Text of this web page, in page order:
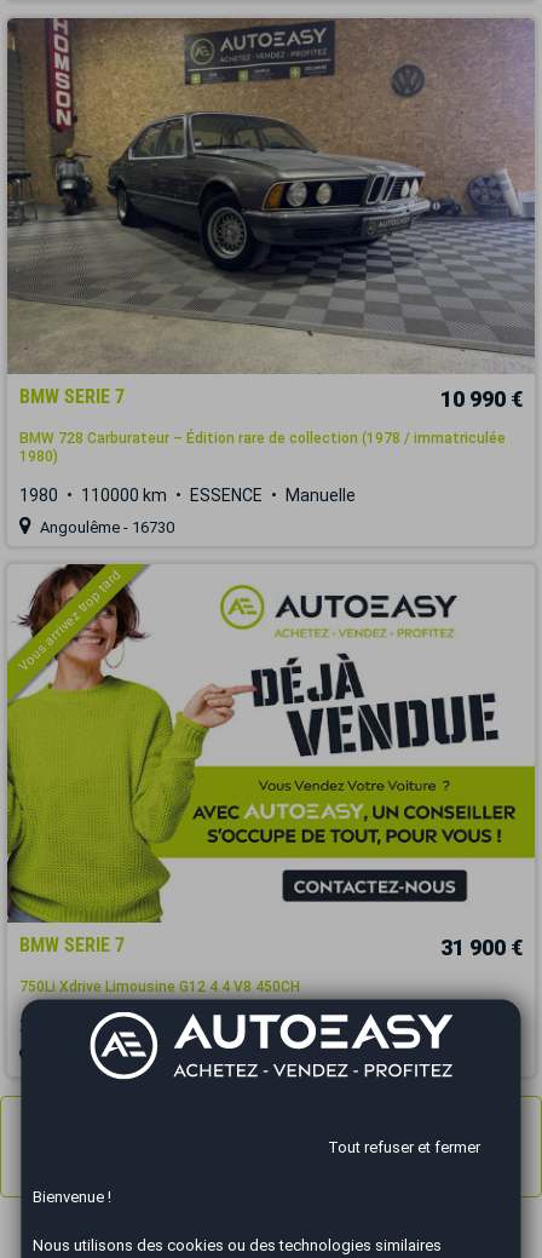
BMW SERIE 7 10 990 €
BMW 728 Carburateur – Édition rare de collection (1978 / immatriculée
1980)
1980 110000 km ESSENCE Manuelle
Angoulême - 16730
Vous arrivez trop tard
BMW SERIE 7 31 900 €
750Li Xdrive Limousine G12 4.4 V8 450CH
2015 127379 km ESSENCE Automatique
Charleville-Mezières - 08440
Tout refuser et fermer
Bienvenue !
Nous utilisons des cookies ou des technologies similaires